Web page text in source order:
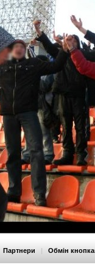
Партнери | Обмін